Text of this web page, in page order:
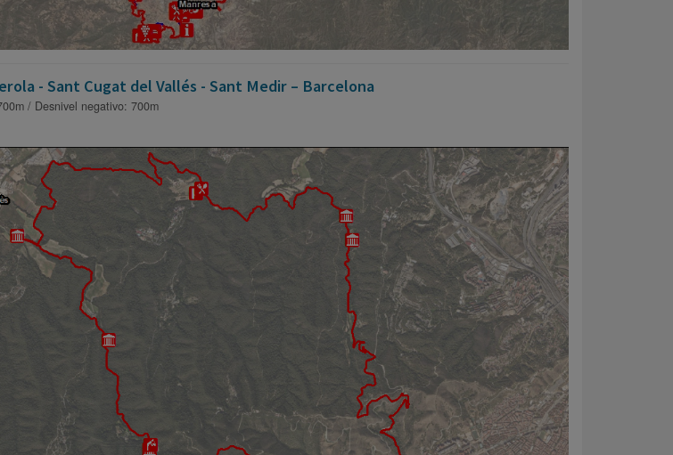
- Sant Cugat del Vallés - Sant Medir – Barcelona
/ Desnivel negativo: 700m